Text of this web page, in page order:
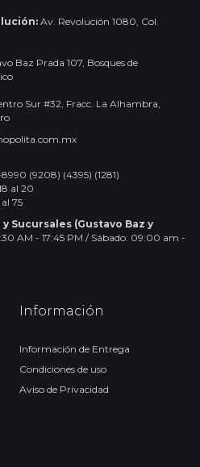
Av. Revolución 1080, Col.
Baz Prada 107, Bosques de
Sur #32, Fracc. La Alhambra,
(9208) (4395) (1281)
al 20
75
Sucursales (Gustavo Baz y
AM - 17:45 PM / Sábado: 09:00 am -
Información
Información de Entrega
Condiciones de uso
Aviso de Privacidad